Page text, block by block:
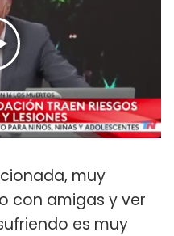
muy
con amigas y ver
es muy